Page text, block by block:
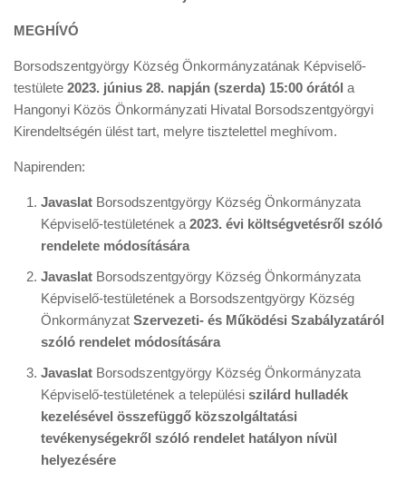
MEGHÍVÓ
Borsodszentgyörgy Község Önkormányzatának Képviselő-
testülete 2023. június 28. napján (szerda) 15:00 órától a
Hangonyi Közös Önkormányzati Hivatal Borsodszentgyörgyi
Kirendeltségén ülést tart, melyre tisztelettel meghívom.
Napirenden:
Javaslat Borsodszentgyörgy Község Önkormányzata
Képviselő-testületének a 2023. évi költségvetésről szóló
rendelete módosítására
Javaslat Borsodszentgyörgy Község Önkormányzata
Képviselő-testületének a Borsodszentgyörgy Község
Önkormányzat Szervezeti- és Működési Szabályzatáról
szóló rendelet módosítására
Javaslat Borsodszentgyörgy Község Önkormányzata
Képviselő-testületének a települési szilárd hulladék
kezelésével összefüggő közszolgáltatási
tevékenységekről szóló rendelet hatályon nívül
helyezésére